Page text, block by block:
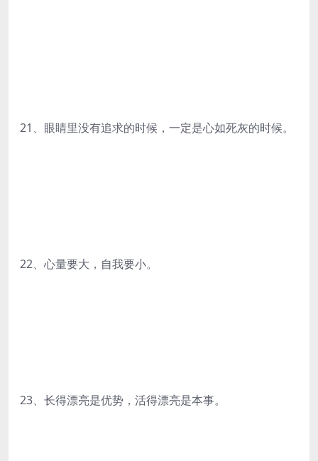
21、眼睛里没有追求的时候，一定是心如死灰的时候。
22、心量要大，自我要小。
23、长得漂亮是优势，活得漂亮是本事。